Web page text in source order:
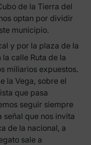
de la Tierra del
optan por dividir
municipio.
y por la plaza de la
calle Ruta de la
miliarios expuestos.
la Vega, sobre el
que pasa
seguir siempre
señal que nos invita
de la nacional, a
sale a